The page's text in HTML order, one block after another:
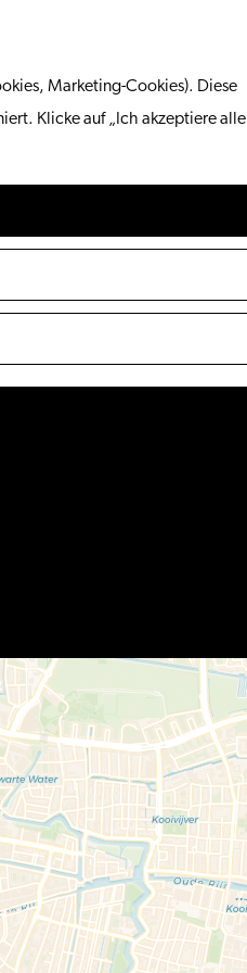
Marketing-Cookies). Diese
Klicke auf „Ich akzeptiere alle